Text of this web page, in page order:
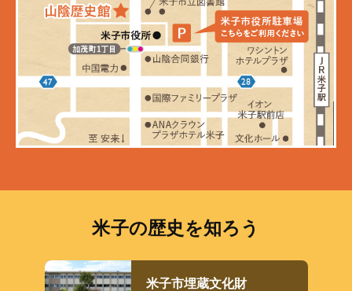
米子の歴史を知ろう
米子市埋蔵文化財